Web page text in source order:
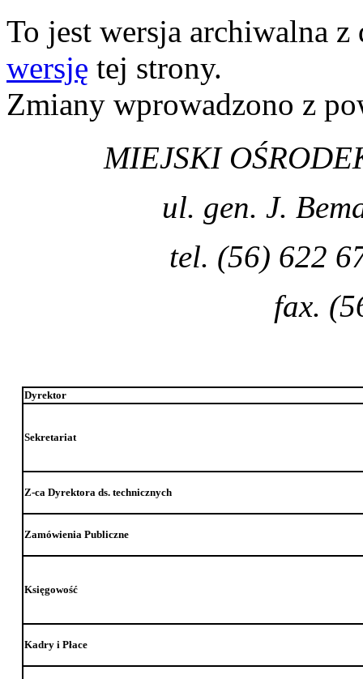
To jest wersja archiwalna
wersję tej strony.
Zmiany wprowadzono z
MIEJSKI
ul. gen. J.
tel. (56) 622
fax.
Dyrektor
Sekretariat
Z-ca Dyrektora ds. technicznych
Zamówienia Publiczne
Księgowość
Kadry i Płace